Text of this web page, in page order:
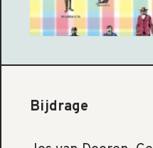
Bijdrage